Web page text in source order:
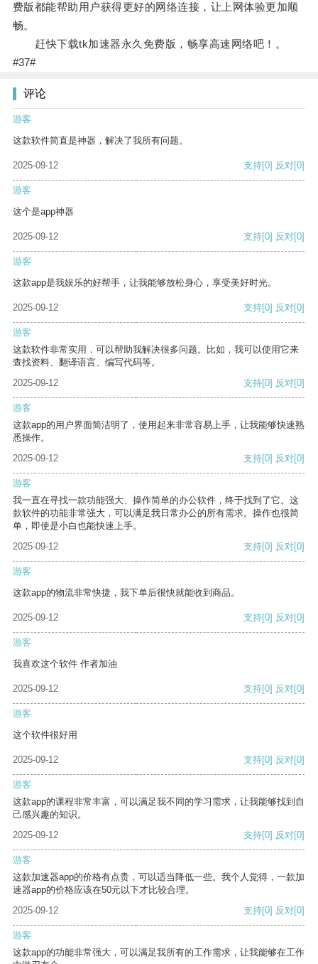
费版都能帮助用户获得更好的网络连接，让上网体验更加顺
畅。
赶快下载tk加速器永久免费版，畅享高速网络吧！。
#37#
评论
游客
这款软件简直是神器，解决了我所有问题。
2025-09-12 支持[0] 反对[0]
游客
这个是app神器
2025-09-12 支持[0] 反对[0]
游客
这款app是我娱乐的好帮手，让我能够放松身心，享受美好时光。
2025-09-12 支持[0] 反对[0]
游客
这款软件非常实用，可以帮助我解决很多问题。比如，我可以使用它来
查找资料、翻译语言、编写代码等。
2025-09-12
支持[0] 反对[0]
游客
这款app的用户界面简洁明了，使用起来非常容易上手，让我能够快速熟
悉操作。
2025-09-12
支持[0] 反对[0]
游客
我一直在寻找一款功能强大、操作简单的办公软件，终于找到了它。这
款软件的功能非常强大，可以满足我日常办公的所有需求。操作也很简
单，即使是小白也能快速上手。
2025-09-12
支持[0] 反对[0]
游客
这款app的物流非常快捷，我下单后很快就能收到商品。
2025-09-12 支持[0] 反对[0]
游客
我喜欢这个软件 作者加油
2025-09-12 支持[0] 反对[0]
游客
这个软件很好用
2025-09-12 支持[0] 反对[0]
游客
这款app的课程非常丰富，可以满足我不同的学习需求，让我能够找到自
己感兴趣的知识。
2025-09-12
支持[0] 反对[0]
游客
这款加速器app的价格有点贵，可以适当降低一些。我个人觉得，一款加
速器app的价格应该在50元以下才比较合理。
2025-09-12
支持[0] 反对[0]
游客
这款app的功能非常强大，可以满足我所有的工作需求，让我能够在工作